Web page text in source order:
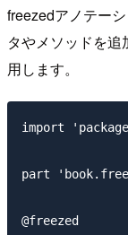
freezedアノテー
タやメソッドを
用します。
import
part
@freezed